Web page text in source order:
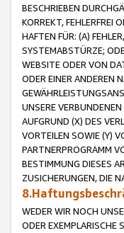
BESCHRIEBEN
KORREKT, FEHLERFREI
HAFTEN FÜR: (A)
SYSTEMABSTÜRZE;
WEBSITE ODER VON
ODER EINER ANDEREN
UNSERE
AUFGRUND (X) DES
VORTEILEN SOWIE (Y)
PARTNERPROGRAMM
BESTIMMUNG DIESES
ZUSICHERUNGEN, DIE
WEDER WIR NOCH
ODER EXEMPLARISCHE